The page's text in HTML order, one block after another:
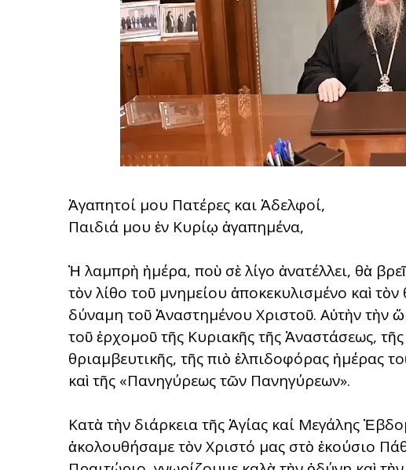
Ἀγαπητοί μου Πατέρες και Ἀδελφοί,
Παιδιά μου ἐν Κυρίῳ ἀγαπημένα,
Ἡ λαμπρὴ ἡμέρα, ποὺ σὲ λίγο ἀνατέλλει, θὰ
τὸν λίθο τοῦ μνημείου ἀποκεκυλισμένο καὶ
δύναμη τοῦ Ἀναστημένου Χριστοῦ. Αὐτὴν τὴν
τοῦ ἐρχομοῦ τῆς Κυριακῆς τῆς Ἀναστάσεως,
θριαμβευτικῆς, τῆς πιὸ ἐλπιδοφόρας ἡμέρας
καὶ τῆς «Πανηγύρεως τῶν Πανηγύρεων».
Κατὰ τὴν διάρκεια τῆς Ἁγίας καί Μεγάλης
ἀκολουθήσαμε τὸν Χριστό μας στὸ ἐκούσιο